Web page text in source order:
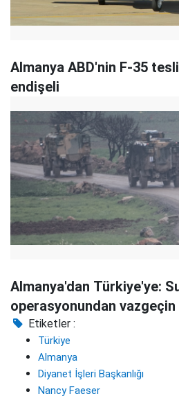
Almanya ABD'nin F-35
endişeli
Almanya'dan Türkiye'ye:
operasyonundan vazgeçin
Etiketler :
Türkiye
Almanya
Diyanet İşleri Başkanlığı
Nancy Faeser